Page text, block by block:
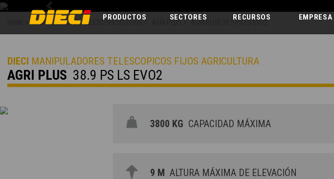
PRODUCTOS SECTORES RECURSOS EMPRESA
Previous
MANIPULADORES TELESCOPICOS FIJOS
DIECI MANIPULADORES TELESCOPICOS FIJOS AGRICULTURA
AGRI PLUS 38.9 PS LS EVO2
3800 KG CAPACIDAD MÁXIMA
9 M ALTURA MÁXIMA DE ELEVACIÓN